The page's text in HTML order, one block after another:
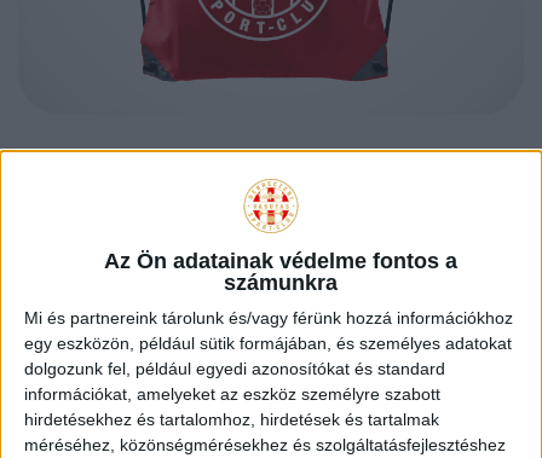
Az Ön adatainak védelme fontos a
számunkra
Mi és partnereink tárolunk és/vagy férünk hozzá információkhoz
egy eszközön, például sütik formájában, és személyes adatokat
dolgozunk fel, például egyedi azonosítókat és standard
információkat, amelyeket az eszköz személyre szabott
hirdetésekhez és tartalomhoz, hirdetések és tartalmak
méréséhez, közönségmérésekhez és szolgáltatásfejlesztéshez
SCHAEFFLER
CÍMERES